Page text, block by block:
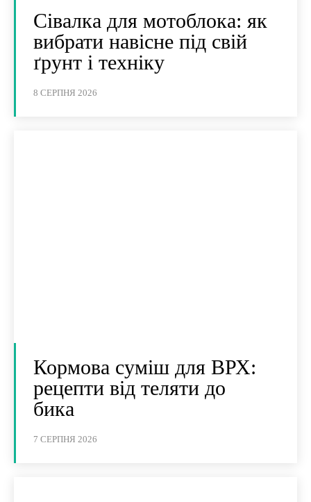
Сівалка для мотоблока: як
вибрати навісне під свій
ґрунт і техніку
8 СЕРПНЯ 2026
Кормова суміш для ВРХ:
рецепти від теляти до
бика
7 СЕРПНЯ 2026